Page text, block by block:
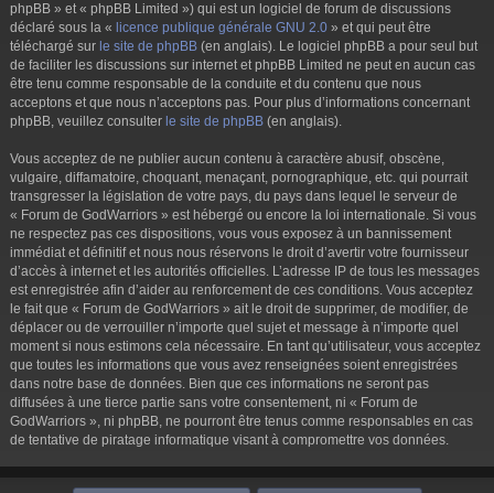
phpBB » et « phpBB Limited ») qui est un logiciel de forum de discussions
déclaré sous la « licence publique générale GNU 2.0 » et qui peut être
téléchargé sur le site de phpBB (en anglais). Le logiciel phpBB a pour seul but
de faciliter les discussions sur internet et phpBB Limited ne peut en aucun cas
être tenu comme responsable de la conduite et du contenu que nous
acceptons et que nous n’acceptons pas. Pour plus d’informations concernant
phpBB, veuillez consulter le site de phpBB (en anglais).
Vous acceptez de ne publier aucun contenu à caractère abusif, obscène,
vulgaire, diffamatoire, choquant, menaçant, pornographique, etc. qui pourrait
transgresser la législation de votre pays, du pays dans lequel le serveur de
« Forum de GodWarriors » est hébergé ou encore la loi internationale. Si vous
ne respectez pas ces dispositions, vous vous exposez à un bannissement
immédiat et définitif et nous nous réservons le droit d’avertir votre fournisseur
d’accès à internet et les autorités officielles. L’adresse IP de tous les messages
est enregistrée afin d’aider au renforcement de ces conditions. Vous acceptez
le fait que « Forum de GodWarriors » ait le droit de supprimer, de modifier, de
déplacer ou de verrouiller n’importe quel sujet et message à n’importe quel
moment si nous estimons cela nécessaire. En tant qu’utilisateur, vous acceptez
que toutes les informations que vous avez renseignées soient enregistrées
dans notre base de données. Bien que ces informations ne seront pas
diffusées à une tierce partie sans votre consentement, ni « Forum de
GodWarriors », ni phpBB, ne pourront être tenus comme responsables en cas
de tentative de piratage informatique visant à compromettre vos données.